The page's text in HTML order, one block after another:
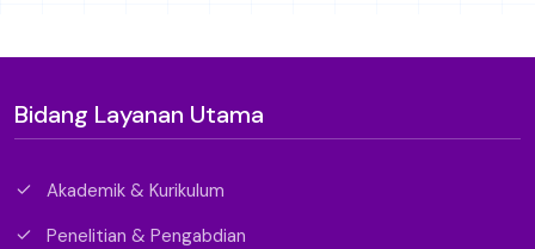
Bidang Layanan Utama
Akademik & Kurikulum
Penelitian & Pengabdian